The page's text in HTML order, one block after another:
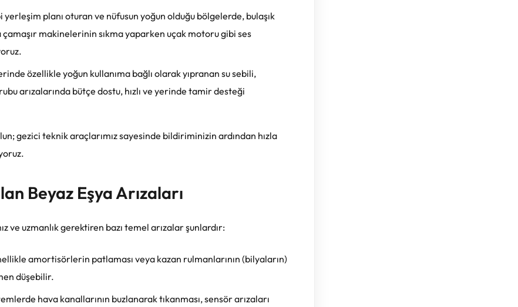
yerleşim planı oturan ve nüfusun yoğun olduğu bölgelerde, bulaşık
çamaşır makinelerinin sıkma yaparken uçak motoru gibi ses
özellikle yoğun kullanıma bağlı olarak yıpranan su sebili,
arızalarında bütçe dostu, hızlı ve yerinde tamir desteği
gezici teknik araçlarımız sayesinde bildiriminizin ardından hızla
Beyaz Eşya Arızaları
ve uzmanlık gerektiren bazı temel arızalar şunlardır:
amortisörlerin patlaması veya kazan rulmanlarının (bilyaların)
düşebilir.
hava kanallarının buzlanarak tıkanması, sensör arızaları